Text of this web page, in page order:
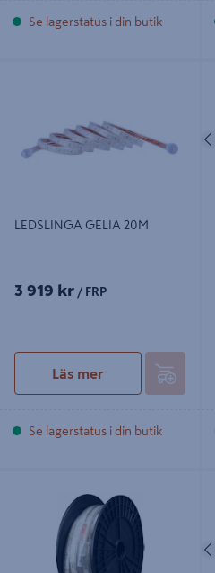
Se lagerstatus i din butik
LEDSLINGA GELIA 20M
3 919 kr / FRP
Läs mer
Se lagerstatus i din butik